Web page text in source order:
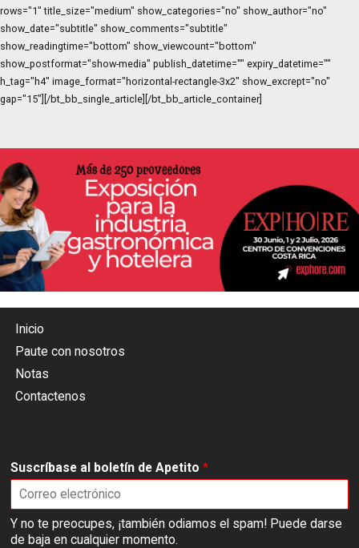
rows="1" title_size="medium" show_categories="no" show_author="no"
show_date="subtitle" show_comments="subtitle"
show_readingtime="bottom" show_viewcount="bottom"
show_postformat="show-media" publish_datetime="" expiry_datetime=""
h_tag="h4" image_format="horizontal-rectangle-3x2" show_excrept="no"
gap="15"][/bt_bb_single_article][/bt_bb_article_container]
Inicio
Paute con nosotros
Notas
Contactenos
Suscríbase al boletín de Apetito *
Y no te preocupes, ¡también odiamos el spam! Puede darse
de baja en cualquier momento.